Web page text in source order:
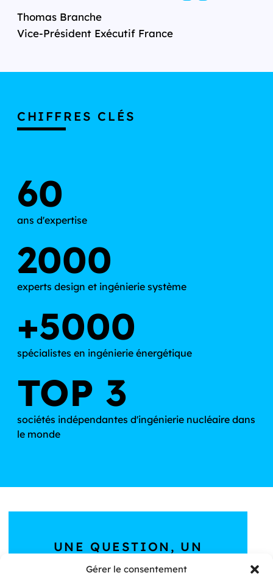
Gérer le consentement
Thomas Branche
Vice-Président Exécutif France
CHIFFRES CLÉS
60
ans d'expertise
2000
experts design et ingénierie système
+5000
spécialistes en ingénierie énergétique
TOP 3
sociétés indépendantes d'ingénierie nucléaire dans
le monde
UNE QUESTION, UN
PROJET ?